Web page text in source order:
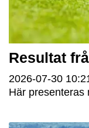
Resultat
2026-07-30
Här presenteras